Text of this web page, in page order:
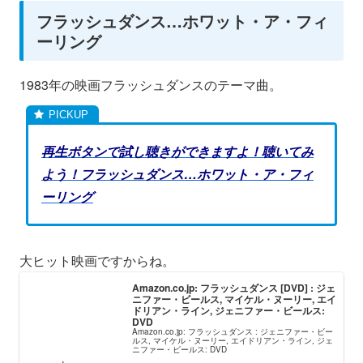
フラッシュダンス…ホワット・ア・フィ
ーリング
1983年の映画フラッシュダンスのテーマ曲。
再生ボタンで試し聴きができますよ！聴いてみ
よう！フラッシュダンス…ホワット・ア・フィ
ーリング
大ヒット映画ですからね。
Amazon.co.jp: フラッシュダンス [DVD] : ジェ
ニファー・ビールス, マイケル・ヌーリー, エイ
ドリアン・ライン, ジェニファー・ビールス:
DVD
Amazon.co.jp: フラッシュダンス : ジェニファー・ビー
ルス, マイケル・ヌーリー, エイドリアン・ライン, ジェ
ニファー・ビールス: DVD